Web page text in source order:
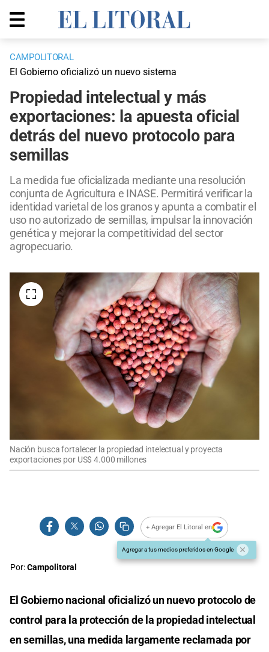
CAMPOLITORAL
El Gobierno oficializó un nuevo sistema
Propiedad intelectual y más
exportaciones: la apuesta oficial
detrás del nuevo protocolo para
semillas
La medida fue oficializada mediante una resolución
conjunta de Agricultura e INASE. Permitirá verificar la
identidad varietal de los granos y apunta a combatir el
uso no autorizado de semillas, impulsar la innovación
genética y mejorar la competitividad del sector
agropecuario.
Nación busca fortalecer la propiedad intelectual y proyecta
exportaciones por US$ 4.000 millones
+ Agregar El Litoral en
Agregar a tus medios preferidos en Google
Por:Campolitoral
El Gobierno nacional oficializó un nuevo protocolo de
control para la protección de la propiedad intelectual
en semillas, una medida largamente reclamada por